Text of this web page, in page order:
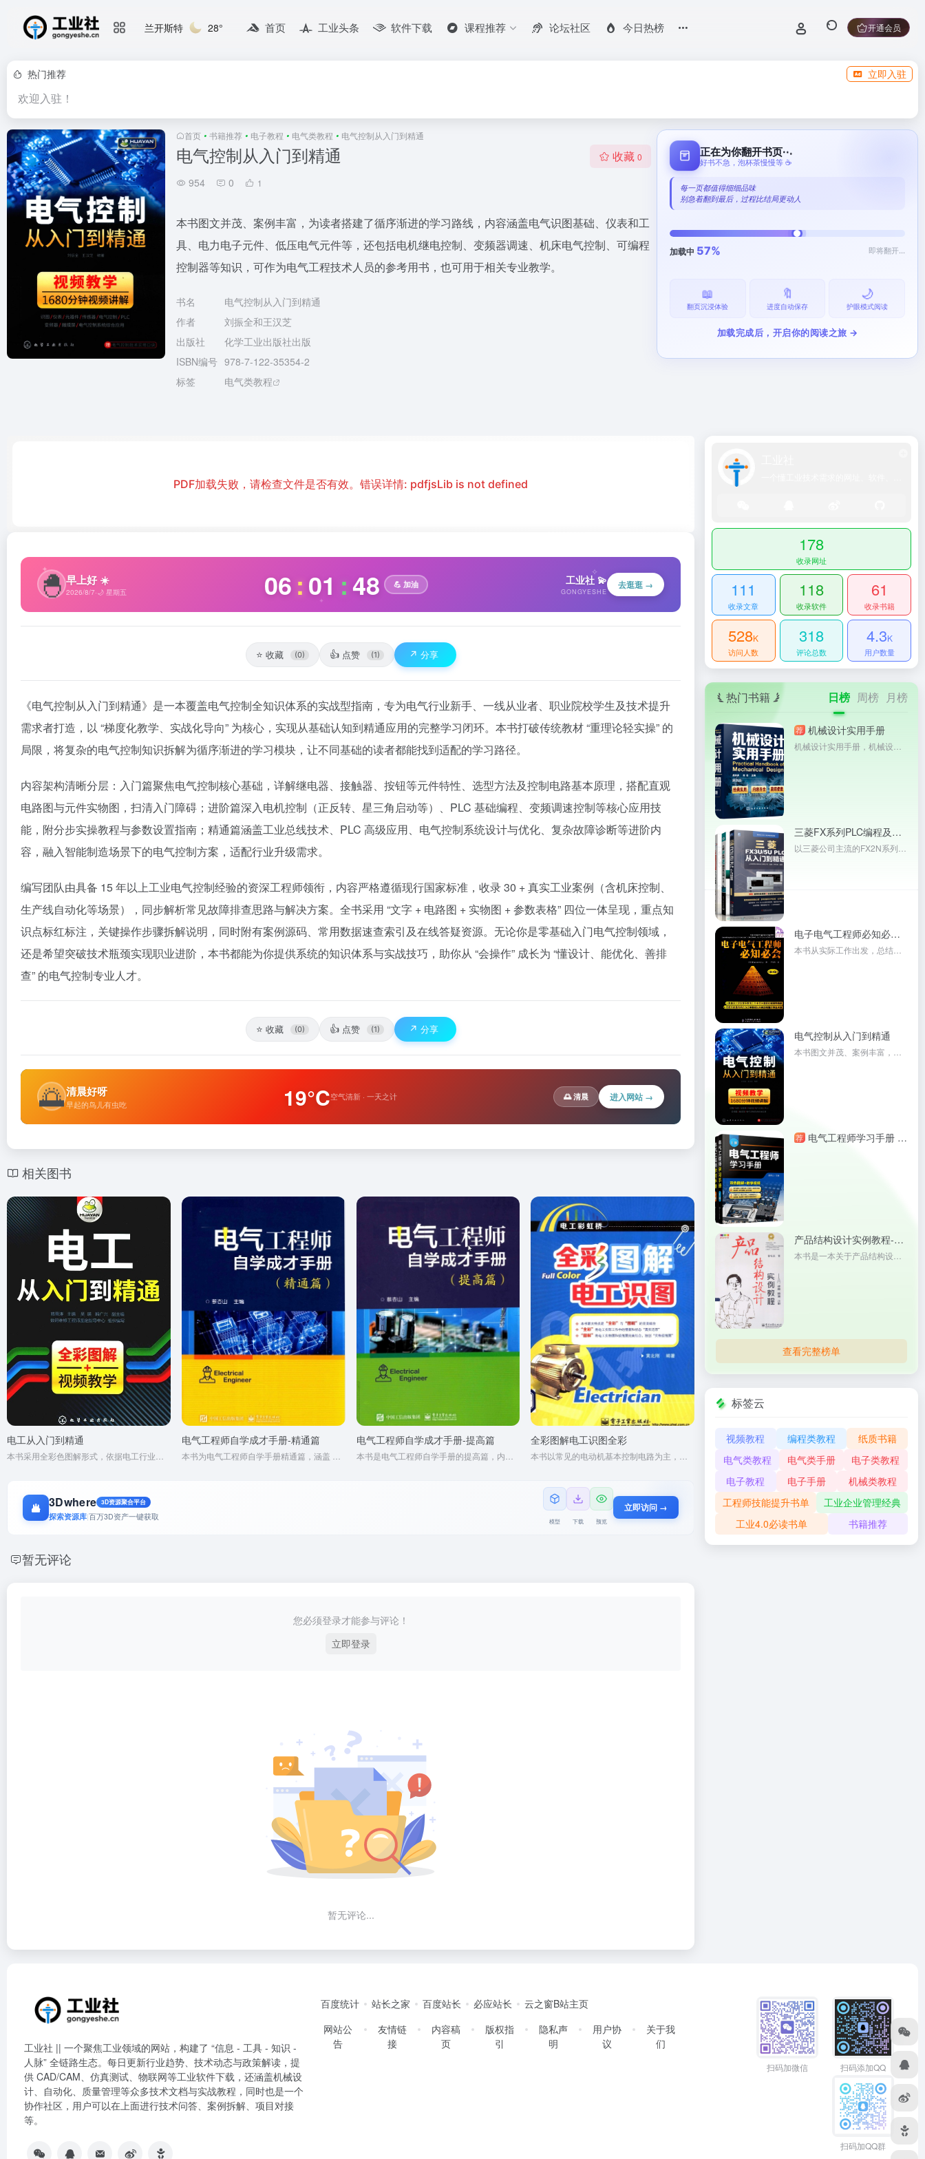
兰开斯特 28° 首页 工业头条 软件下载 课程推荐 论坛社区 今日热榜 开通会员
热门推荐 立即入驻
欢迎入驻！
首页 • 书籍推荐 • 电子教程 • 电气类教程 • 电气控制从入门到精通
电气控制从入门到精通
954 0 1
收藏 0
本书图文并茂、案例丰富，为读者搭建了循序渐进的学习路线，内容涵盖电气识图基础、仪表和工
具、电力电子元件、低压电气元件等，还包括电机继电控制、变频器调速、机床电气控制、可编程
控制器等知识，可作为电气工程技术人员的参考用书，也可用于相关专业教学。
书名
电气控制从入门到精通
作者
刘振全和王汉芝
出版社
化学工业出版社出版
ISBN编号 978-7-122-35354-2
标签
电气类教程
正在为你翻开书页...
好书不急，泡杯茶慢慢等 ☕
每一页都值得细细品味
别急着翻到最后，过程比结局更动人
加载中 59% 即将翻开...
📖
翻页沉浸体验
🔖
进度自动保存
🌙
护眼模式阅读
加载完成后，开启你的阅读之旅 →
PDF加载失败，请检查文件是否有效。错误详情: pdfjsLib is not defined
🐣早上好 ☀️
2026/8/7·🌙 星期五 06:01 :49 💪 加油 工业社 💫
GONGYESHE
去逛逛 →
✦ ✧
✦
⭐ 收藏 (0) 👍 点赞 (1) ↗️ 分享
《电气控制从入门到精通》是一本覆盖电气控制全知识体系的实战型指南，专为电气行业新手、一线从业者、职业院校学生及技术提升
需求者打造，以 “梯度化教学、实战化导向” 为核心，实现从基础认知到精通应用的完整学习闭环。本书打破传统教材 “重理论轻实操” 的
局限，将复杂的电气控制知识拆解为循序渐进的学习模块，让不同基础的读者都能找到适配的学习路径。
内容架构清晰分层：入门篇聚焦电气控制核心基础，详解继电器、接触器、按钮等元件特性、选型方法及控制电路基本原理，搭配直观
电路图与元件实物图，扫清入门障碍；进阶篇深入电机控制（正反转、星三角启动等）、PLC 基础编程、变频调速控制等核心应用技
能，附分步实操教程与参数设置指南；精通篇涵盖工业总线技术、PLC 高级应用、电气控制系统设计与优化、复杂故障诊断等进阶内
容，融入智能制造场景下的电气控制方案，适配行业升级需求。
编写团队由具备 15 年以上工业电气控制经验的资深工程师领衔，内容严格遵循现行国家标准，收录 30 + 真实工业案例（含机床控制、
生产线自动化等场景），同步解析常见故障排查思路与解决方案。全书采用 “文字 + 电路图 + 实物图 + 参数表格” 四位一体呈现，重点知
识点标红标注，关键操作步骤拆解说明，同时附有案例源码、常用数据速查索引及在线答疑资源。无论你是零基础入门电气控制领域，
还是希望突破技术瓶颈实现职业进阶，本书都能为你提供系统的知识体系与实战技巧，助你从 “会操作” 成长为 “懂设计、能优化、善排
查” 的电气控制专业人才。
⭐ 收藏 (0) 👍 点赞 (1) ↗️ 分享
🌅清晨好呀
早起的鸟儿有虫吃 19°C空气清新 · 一天之计 🌅 清晨 进入网站 →
相关图书
电工从入门到精通 电气工程师自学成才手册-精通篇 电气工程师自学成才手册-提高篇 全彩图解电工识图全彩
3Dwhere 3D资源聚合平台
探索资源库|百万3D资产一键获取 模型 下载 预览
立即访问 →
暂无评论
您必须登录才能参与评论！
立即登录
暂无评论...
178
收录网址
111
收录文章
118
收录软件
61
收录书籍
528K
访问人数
318
评论总数
4.3K
用户数量
热门书籍 日榜 周榜 月榜
荐 机械设计实用手册
三菱FX系列PLC编程及应用FX2N+三菱FX3U/5UPLC从入门到精通+三菱FX/Q系列PLC+PLC变频器人机界面 三菱fx3u/5u plcfx2n三菱plc书籍
电子电气工程师必知必会第3版
电气控制从入门到精通
荐 电气工程师学习手册 上下册 蔡杏山 PLC编程学习宝典电动机控制线路分析与安装 电气工程基础知识 电气自动化技术电气识图书籍
产品结构设计实例教程-入门、提高、精通、求职
查看完整榜单
标签云
视频教程 编程类教程
纸质书籍
电气类教程
电气类手册
电子类教程
电子教程
电子手册
机械类教程
工程师技能提升书单
工业企业管理经典
工业4.0必读书单
书籍推荐
工业社 || 一个聚焦工业领域的网站，构建了 “信息 - 工具 - 知识 -
人脉” 全链路生态。每日更新行业趋势、技术动态与政策解读，提
供 CAD/CAM、仿真测试、物联网等工业软件下载，还涵盖机械设
计、自动化、质量管理等众多技术文档与实战教程，同时也是一个
协作社区，用户可以在上面进行技术问答、案例拆解、项目对接
等。
百度统计 站长之家 百度站长 必应站长
云之窗B站主页
网站公
告
友情链
接
内容稿
页
版权指
引
隐私声
明
用户协
议
关于我
们
扫码加微信 扫码添加QQ
扫码加QQ群